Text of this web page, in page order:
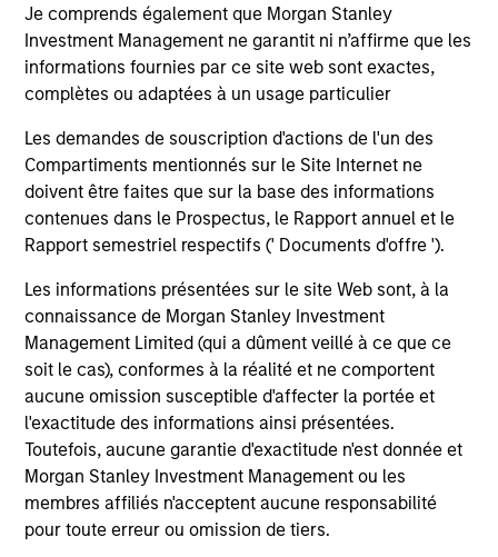
Je comprends également que Morgan Stanley
Investment Management ne garantit ni n’affirme que les
informations fournies par ce site web sont exactes,
complètes ou adaptées à un usage particulier
Les demandes de souscription d'actions de l'un des
Compartiments mentionnés sur le Site Internet ne
doivent être faites que sur la base des informations
contenues dans le Prospectus, le Rapport annuel et le
Rapport semestriel respectifs (' Documents d'offre ').
Les informations présentées sur le site Web sont, à la
connaissance de Morgan Stanley Investment
Management Limited (qui a dûment veillé à ce que ce
soit le cas), conformes à la réalité et ne comportent
aucune omission susceptible d'affecter la portée et
l'exactitude des informations ainsi présentées.
Toutefois, aucune garantie d'exactitude n'est donnée et
Morgan Stanley Investment Management ou les
membres affiliés n'acceptent aucune responsabilité
pour toute erreur ou omission de tiers.
V.L. et Performance
Les performances passées ne sont pas un
indicateur fiable des résultats futurs. Les
rendements peuvent augmenter ou diminuer en
raison des fluctuations de change. Tous les
calculs des données de performance sont basés
sur une comparaison de la VL, sont exprimés nets
de frais et ne prennent pas en compte les
commissions et coûts relatifs à l’émission et au
rachat de parts. La source de toutes les données
relatives aux performances et aux indices est
Morgan Stanley Investment Management.